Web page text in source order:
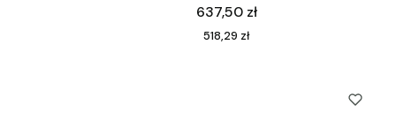
Cena
637,50 zł
Cena
518,29 zł